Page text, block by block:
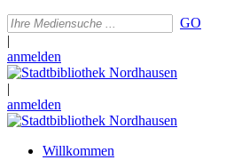
GO
|
anmelden
|
anmelden
Willkommen